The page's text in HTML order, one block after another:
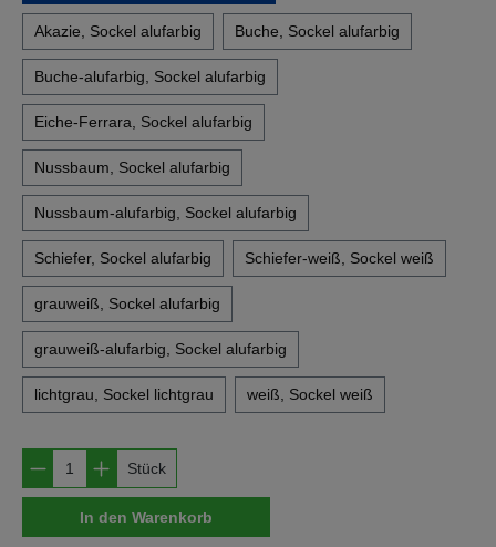
Akazie, Sockel alufarbig Buche, Sockel alufarbig
Buche-alufarbig, Sockel alufarbig
Eiche-Ferrara, Sockel alufarbig
Nussbaum, Sockel alufarbig
Nussbaum-alufarbig, Sockel alufarbig
Schiefer, Sockel alufarbig Schiefer-weiß, Sockel weiß
grauweiß, Sockel alufarbig
grauweiß-alufarbig, Sockel alufarbig
lichtgrau, Sockel lichtgrau weiß, Sockel weiß
Produkt Anzahl: Gib den gewünschten
Stück
In den Warenkorb